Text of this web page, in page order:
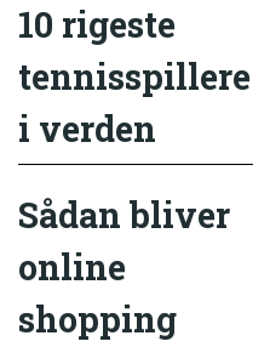
10 rigeste
tennisspillere
i verden
Sådan bliver
online
shopping